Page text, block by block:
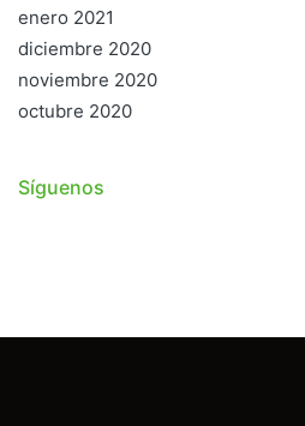
enero 2021
diciembre 2020
noviembre 2020
octubre 2020
Síguenos